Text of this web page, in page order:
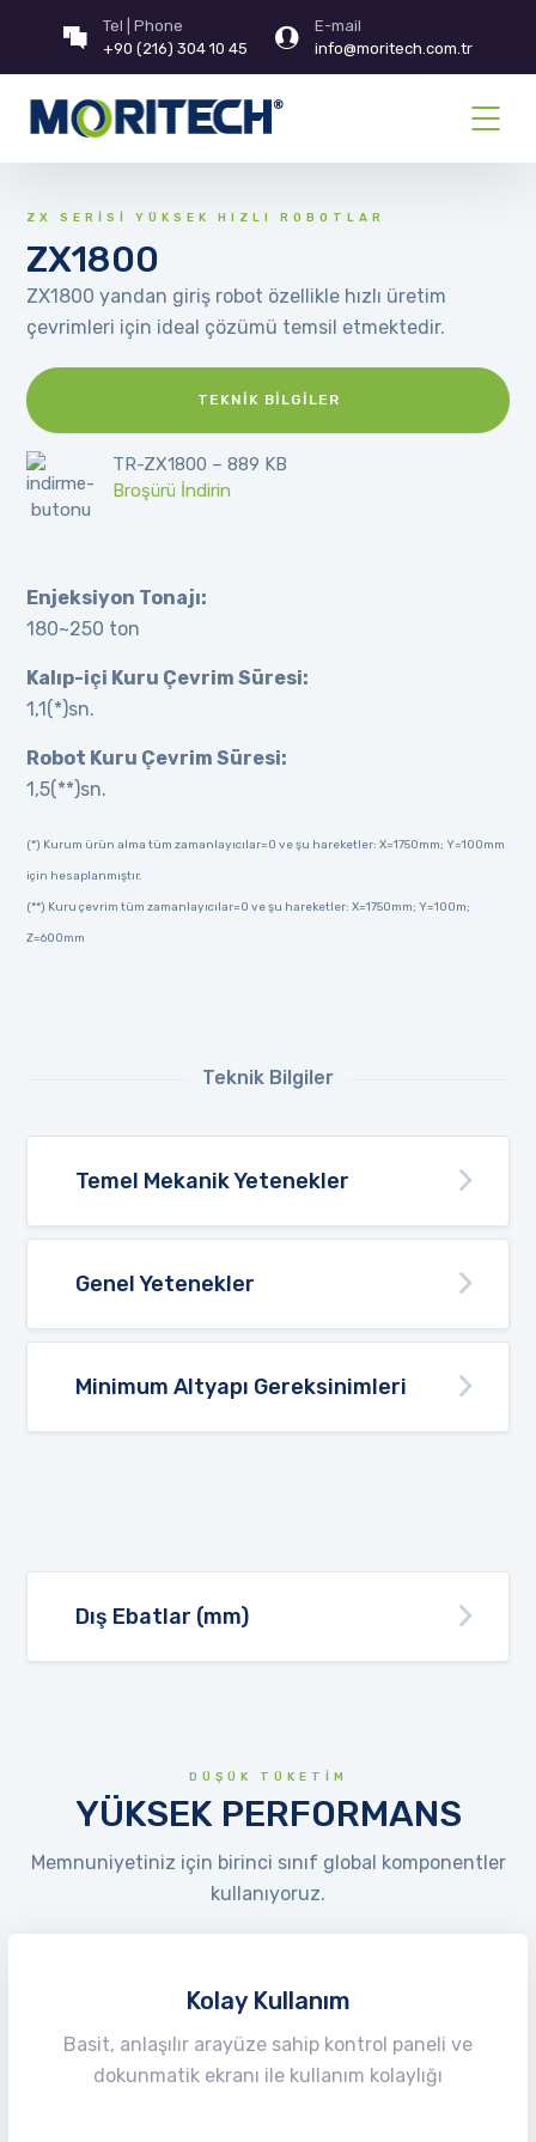
Tel | Phone
+90 (216) 304 10 45
E-mail
info@moritech.com.tr
ZX SERİSİ YÜKSEK HIZLI ROBOTLAR
ZX1800
ZX1800 yandan giriş robot özellikle hızlı üretim
çevrimleri için ideal çözümü temsil etmektedir.
TEKNIK BILGILER
TR-ZX1800 – 889 KB
Broşürü İndirin
Enjeksiyon Tonajı:
180~250 ton
Kalıp-içi Kuru Çevrim Süresi:
1,1(*)sn.
Robot Kuru Çevrim Süresi:
1,5(**)sn.
(*) Kurum ürün alma tüm zamanlayıcılar=0 ve şu hareketler: X=1750mm; Y=100mm
için hesaplanmıştır.
(**) Kuru çevrim tüm zamanlayıcılar=0 ve şu hareketler: X=1750mm; Y=100m;
Z=600mm
Teknik Bilgiler
Temel Mekanik Yetenekler
Genel Yetenekler
Minimum Altyapı Gereksinimleri
Dış Ebatlar (mm)
DÜŞÜK TÜKETİM
YÜKSEK PERFORMANS
Memnuniyetiniz için birinci sınıf global komponentler
kullanıyoruz.
Kolay Kullanım
Basit, anlaşılır arayüze sahip kontrol paneli ve
dokunmatik ekranı ile kullanım kolaylığı